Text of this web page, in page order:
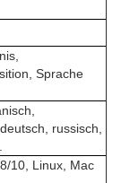
Sprache
russisch,
10, Linux, Mac